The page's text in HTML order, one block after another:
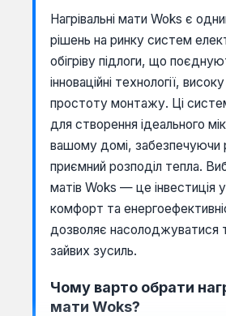
Нагрівальні мати Woks є
рішень на ринку систем
обігріву підлоги, що
інноваційні технології,
простоту монтажу. Ці
для створення ідеального
вашому домі, забезпечуючи
приємний розподіл тепла.
матів Woks — це інвестиція
комфорт та
дозволяє насолоджуватися
зайвих зусиль.
Чому варто обрати
мати Woks?